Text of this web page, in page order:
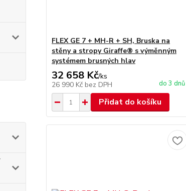
FLEX GE 7 + MH-R + SH, Bruska na
stěny a stropy Giraffe® s výměnným
systémem brusných hlav
32 658 Kč/ks
26 990 Kč bez DPH do 3 dnů
Přidat do košíku